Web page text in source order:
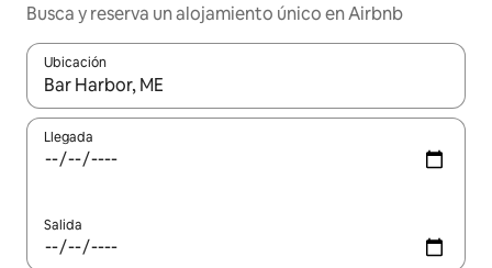
Busca y reserva un alojamiento único en Airbnb
Ubicación
Cuando los resultados estén disponibles, podrás navegar
Llegada
Salida